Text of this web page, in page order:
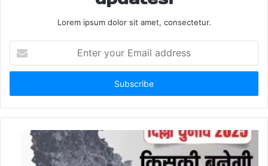
X
AAP also in bad shape
BJP's Pravesh Verma won
Lorem ipsum dolor sit amet, consectetur.
your
Email